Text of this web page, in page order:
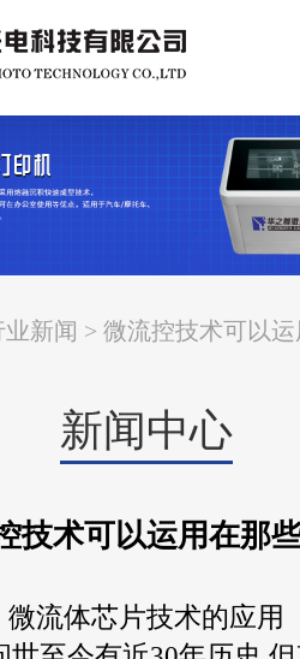
业新闻 > 微流控技术可以
新闻中心
技术可以运用在那
微流体芯片技术的应用